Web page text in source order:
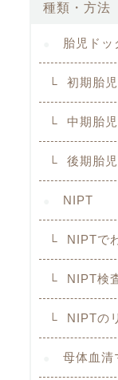
種類・方法
胎児ドッ
初期胎
中期胎
後期胎
NIPT
NIPTで
NIPT検
NIPTの
母体血清